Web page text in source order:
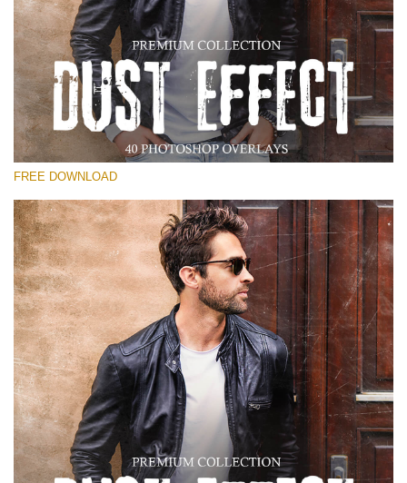
Te rog selecteaza
Free Photoshop Overlay
Small 800*533px
Dust Effect
(40 Overlays)
Entire Collection
(1783 Overlays)
Large 6000*4000px
Descărcare gratuită
FREE DOWNLOAD